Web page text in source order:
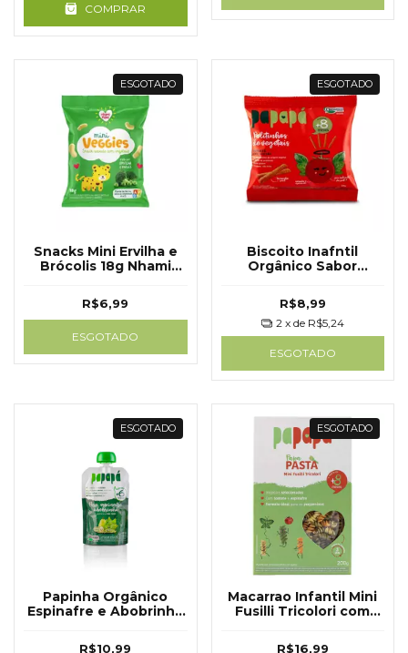
COMPRAR
ESGOTADO
Snacks Mini Ervilha e
Brócolis 18g Nhami
R$6,99
ESGOTADO
ESGOTADO
Biscoito Inafntil
Orgânico Sabor
20g - Papapá
R$8,99
2 x de R$5,24
ESGOTADO
ESGOTADO
Papinha Orgânico
Espinafre e Abobrinha
R$10,99
ESGOTADO
Macarrao Infantil Mini
Fusilli Tricolori com
R$16,99